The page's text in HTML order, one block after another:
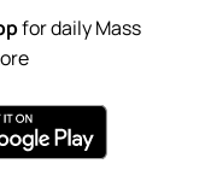
for daily Mass